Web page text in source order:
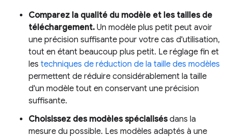
Comparez la qualité du modèle et les tailles de
téléchargement. Un modèle plus petit peut avoir
une précision suffisante pour votre cas d'utilisation,
tout en étant beaucoup plus petit. Le réglage fin et
les techniques de réduction de la taille des modèles
permettent de réduire considérablement la taille
d'un modèle tout en conservant une précision
suffisante.
Choisissez des modèles spécialisésdans la
mesure du possible. Les modèles adaptés à une